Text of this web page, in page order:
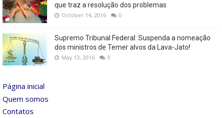
que traz a resolução dos problemas
October 14, 2016 0
Supremo Tribunal Federal: Suspenda a nomeação
dos ministros de Temer alvos da Lava-Jato!
May 13, 2016 0
Página inicial
Quem somos
Contatos